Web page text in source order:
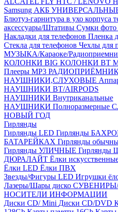
Samsung АКБ
Блютуз-гарнитура в ухо корпуса
аксессуары/Штативы Сумки фото
Накладки для телефонов Пленка
Стекла для телефонов Чехлы для
МУЗЫКА/Караоке/
КОЛОНКИ BIG КОЛОНКИ BT
Плееры MP3
НАУШНИКИ,СЛУХОВЫЕ
НАУШНИКИ BT/AIRPODS
НАУШНИКИ Внутриканальные
НАУШНИКИ Полноразмерные
НОВЫЙ ГОД
Гирлянды
Гирлянды LED Гирлянды
БАТАРЕЙКАХ Гирлянды
Гирлянды УЛИЧНЫЕ
ДЮРАЛАЙТ Ёлки
Ёлки LED Ёлки ПВХ
Звезды/Фигуры LED Игрушки
Лазеры/Шары диско
НОСИТЕЛИ ИНФОРМАЦИИ
Диски CD/ Mini Диски CD/DVD